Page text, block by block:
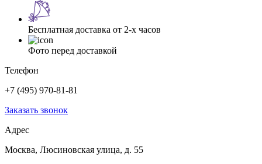
Бесплатная доставка от 2-х часов
Фото перед доставкой
Телефон
+7 (495) 970-81-81
Заказать звонок
Адрес
Москва, Люсиновская улица, д. 55